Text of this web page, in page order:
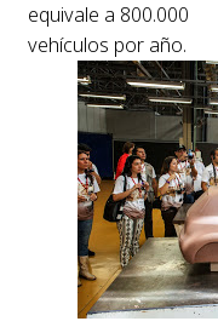
equivale a 800.000
vehículos por año.